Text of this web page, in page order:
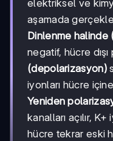
elektriksel ve
aşamada
Dinlenme halinde
negatif, hücre
(depolarizasyon)
iyonları hücre
Yeniden
kanalları açılır, K+
hücre tekrar eski